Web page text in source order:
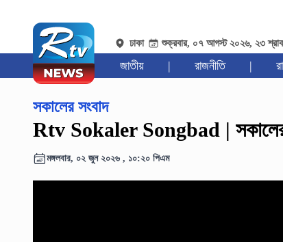
ঢাকা শুক্রবার, ০৭ আগস্ট ২০২৬, ২৩
জাতীয় | রাজনীতি |
সকালের সংবাদ
Rtv Sokaler Songbad |
মঙ্গলবার, ০২ জুন ২০২৬ , ১০:২০ পিএম